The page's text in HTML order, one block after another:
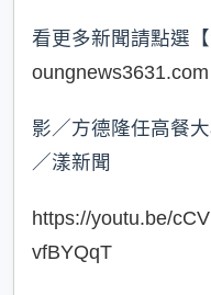
看更多新聞請點選
oungnews3631.com
影／方德隆任高餐
／漾新聞
https://youtu.be/
vfBYQqT